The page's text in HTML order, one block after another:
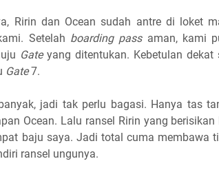
Ririn dan Ocean sudah antre di loket
Setelah boarding passaman, kami
Gateyang ditentukan. Kebetulan dekat
Gate7.
jadi tak perlu bagasi. Hanya tas
Ocean. Lalu ransel Ririn yang
baju saya. Jadi total cuma membawa
ransel ungunya.